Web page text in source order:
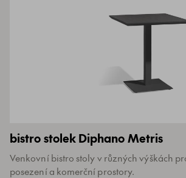
bistro stolek Diphano Metris
Venkovní bistro stoly v různých výškách
posezení a komerční prostory.